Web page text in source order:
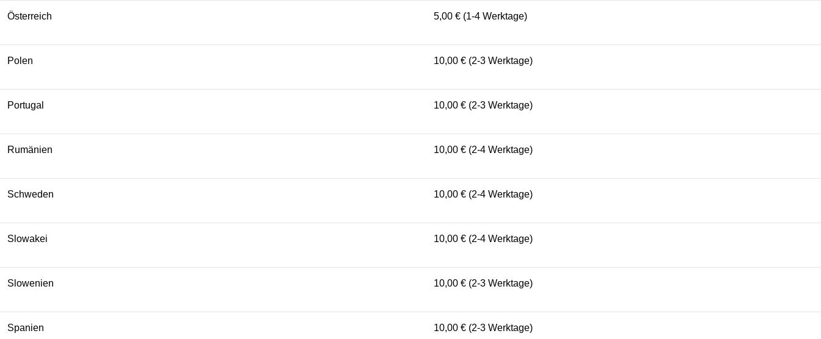
Österreich 5,00 € (1-4 Werktage)
Polen 10,00 € (2-3 Werktage)
Portugal 10,00 € (2-3 Werktage)
Rumänien 10,00 € (2-4 Werktage)
Schweden 10,00 € (2-4 Werktage)
Slowakei 10,00 € (2-4 Werktage)
Slowenien 10,00 € (2-3 Werktage)
Spanien 10,00 € (2-3 Werktage)